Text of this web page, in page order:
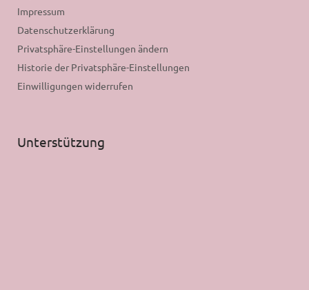
Impressum
Datenschutzerklärung
Privatsphäre-Einstellungen ändern
Historie der Privatsphäre-Einstellungen
Einwilligungen widerrufen
Unterstützung